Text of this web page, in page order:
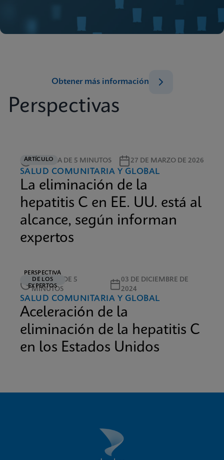
Perspectivas
Obtener más información
ARTÍCULO
LECTURA DE 5 MINUTOS 27 DE MARZO DE 2026
SALUD COMUNITARIA Y GLOBAL
La eliminación de la
hepatitis C en EE. UU. está al
alcance, según informan
expertos
PERSPECTIVA
DE LOS
EXPERTOS
LECTURA DE 5
MINUTOS
03 DE DICIEMBRE DE
2024
SALUD COMUNITARIA Y GLOBAL
Aceleración de la
eliminación de la hepatitis C
en los Estados Unidos